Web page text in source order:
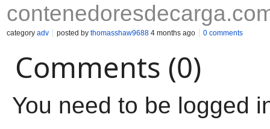
category adv posted by thomasshaw9688 4 months ago 0 comments
Comments (0)
You need to be logged